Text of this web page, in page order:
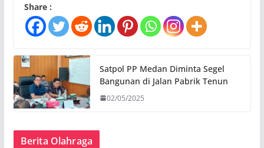
Share :
Satpol PP Medan Diminta Segel
Bangunan di Jalan Pabrik Tenun
02/05/2025
Berita Olahraga